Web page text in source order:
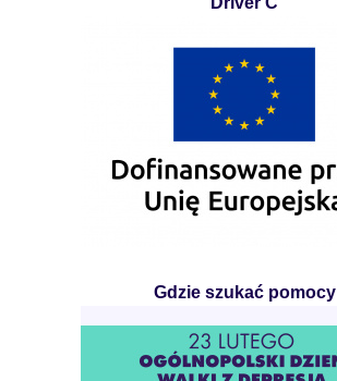
Gdzie szukać pomocy